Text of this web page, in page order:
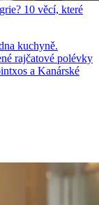
10 věcí, které
kuchyně.
rajčatové polévky
a Kanárské